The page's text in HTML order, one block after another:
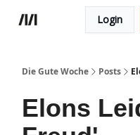
Login
Die Gute Woche Posts
Elons